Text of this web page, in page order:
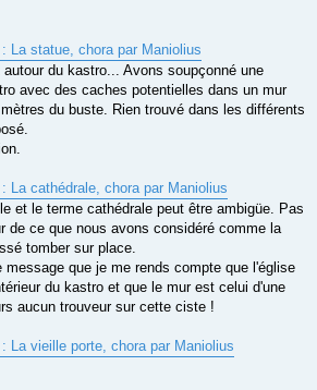
La statue, chora par Maniolius
du kastro... Avons soupçonné une
avec des caches potentielles dans un mur
du buste. Rien trouvé dans les différents
La cathédrale, chora par Maniolius
et le terme cathédrale peut être ambigüe. Pas
de ce que nous avons considéré comme la
tomber sur place.
message que je me rends compte que l'église
du kastro et que le mur est celui d'une
aucun trouveur sur cette ciste !
La vieille porte, chora par Maniolius